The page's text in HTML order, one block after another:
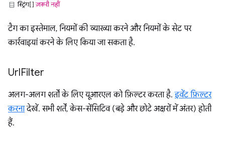
स्ट्रिंग[]ज़रूरी नहीं
टैग का इस्तेमाल, नियमों की व्याख्या करने और नियमों के सेट पर
कार्रवाइयां करने के लिए किया जा सकता है.
UrlFilter
अलग-अलग शर्तों के लिए यूआरएल को फ़िल्टर करता है.इवेंट फ़िल्टर
करनादेखें. सभी शर्तें, केस-सेंसिटिव (बड़े और छोटे अक्षरों में अंतर) होती
हैं.